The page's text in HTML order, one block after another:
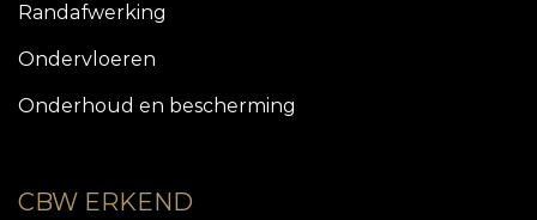
Randafwerking
Ondervloeren
Onderhoud en bescherming
CBW ERKEND